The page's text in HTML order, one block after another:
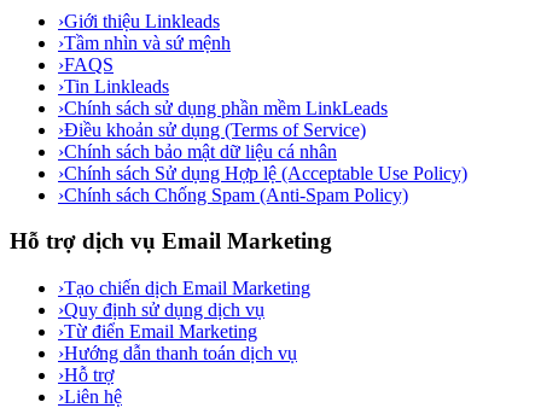
›Giới thiệu Linkleads
›Tầm nhìn và sứ mệnh
›FAQS
›Tin Linkleads
›Chính sách sử dụng phần mềm LinkLeads
›Điều khoản sử dụng (Terms of Service)
›Chính sách bảo mật dữ liệu cá nhân
›Chính sách Sử dụng Hợp lệ (Acceptable Use Policy)
›Chính sách Chống Spam (Anti-Spam Policy)
Hỗ trợ dịch vụ Email Marketing
›Tạo chiến dịch Email Marketing
›Quy định sử dụng dịch vụ
›Từ điển Email Marketing
›Hướng dẫn thanh toán dịch vụ
›Hỗ trợ
›Liên hệ